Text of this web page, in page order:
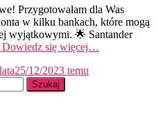
Przygotowałam dla Was
w kilku bankach, które mogą
wyjątkowymi. 🌟 Santander
Dowiedz się więcej…
25/12/2023 temu